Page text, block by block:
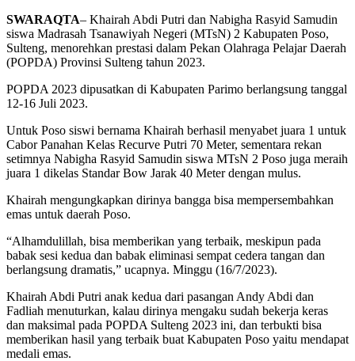
SWARAQTA– Khairah Abdi Putri dan Nabigha Rasyid Samudin
siswa Madrasah Tsanawiyah Negeri (MTsN) 2 Kabupaten Poso,
Sulteng, menorehkan prestasi dalam Pekan Olahraga Pelajar Daerah
(POPDA) Provinsi Sulteng tahun 2023.
POPDA 2023 dipusatkan di Kabupaten Parimo berlangsung tanggal
12-16 Juli 2023.
Untuk Poso siswi bernama Khairah berhasil menyabet juara 1 untuk
Cabor Panahan Kelas Recurve Putri 70 Meter, sementara rekan
setimnya Nabigha Rasyid Samudin siswa MTsN 2 Poso juga meraih
juara 1 dikelas Standar Bow Jarak 40 Meter dengan mulus.
Khairah mengungkapkan dirinya bangga bisa mempersembahkan
emas untuk daerah Poso.
“Alhamdulillah, bisa memberikan yang terbaik, meskipun pada
babak sesi kedua dan babak eliminasi sempat cedera tangan dan
berlangsung dramatis,” ucapnya. Minggu (16/7/2023).
Khairah Abdi Putri anak kedua dari pasangan Andy Abdi dan
Fadliah menuturkan, kalau dirinya mengaku sudah bekerja keras
dan maksimal pada POPDA Sulteng 2023 ini, dan terbukti bisa
memberikan hasil yang terbaik buat Kabupaten Poso yaitu mendapat
medali emas.